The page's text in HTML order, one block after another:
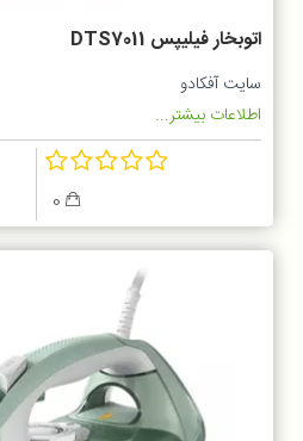
اتوبخار فیلیپس DTS7011
سایت آفکادو
اطلاعات بیشتر...
0